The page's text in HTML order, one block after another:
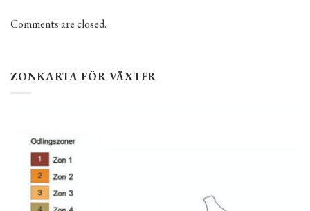
Comments are closed.
ZONKARTA FÖR VÄXTER